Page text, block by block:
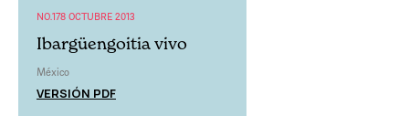
NO.178 OCTUBRE 2013
Ibargüengoitia vivo
México
VERSIÓN PDF